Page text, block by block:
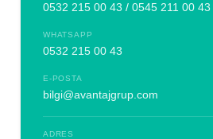
0532 215 00 43 / 0545 211 00 43
WHATSAPP
0532 215 00 43
E-POSTA
bilgi@avantajgrup.com
ADRES